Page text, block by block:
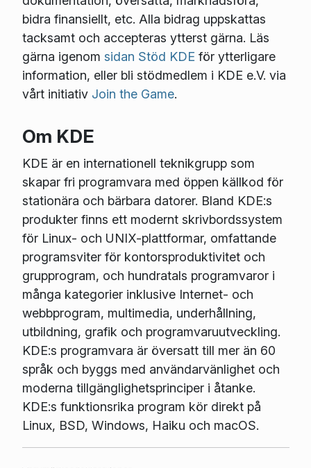
bidra finansiellt, etc. Alla bidrag uppskattas
tacksamt och accepteras ytterst gärna. Läs
gärna igenom sidan Stöd KDE för ytterligare
information, eller bli stödmedlem i KDE e.V. via
vårt initiativ Join the Game.
Om KDE
KDE är en internationell teknikgrupp som
skapar fri programvara med öppen källkod för
stationära och bärbara datorer. Bland KDE:s
produkter finns ett modernt skrivbordssystem
för Linux- och UNIX-plattformar, omfattande
programsviter för kontorsproduktivitet och
grupprogram, och hundratals programvaror i
många kategorier inklusive Internet- och
webbprogram, multimedia, underhållning,
utbildning, grafik och programvaruutveckling.
KDE:s programvara är översatt till mer än 60
språk och byggs med användarvänlighet och
moderna tillgänglighetsprinciper i åtanke.
KDE:s funktionsrika program kör direkt på
Linux, BSD, Windows, Haiku och macOS.